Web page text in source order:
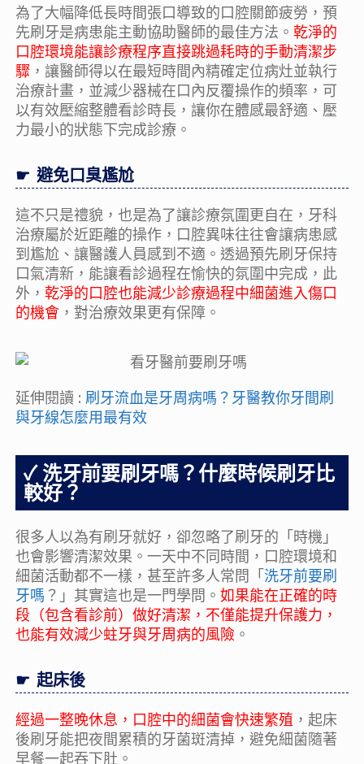
為了大幅降低長時間張口導致的口腔關節疲勞，預
先刷牙是病患能主動協助醫師的最佳方法。乾淨的
口腔環境能讓診療程序直接跳過耗時的手動清潔步
驟 ，讓醫師得以在最短時間內精確定位病灶並執行
治療計畫，並減少器械在口內反覆操作的頻率，可
以有效壓縮整體看診時長，讓你在體感最舒適、壓
力最小的狀態下完成診療。
避免口臭尷尬
這不只是禮貌，也是為了讓診療氛圍更自在，牙科
治療屬於近距離的操作，口腔異味往往會讓病患感
到尷尬、讓醫護人員感到不適。透過預先刷牙保持
口氣清新，能讓看診過程在愉快的氛圍中完成，此
外，乾淨的口腔也能減少診療過程中細菌進入傷口
的機會 ，對治療效果更有保障。
延伸閱讀 :刷牙流血是牙周病嗎？牙醫教你牙間刷
與牙線怎麼用最有效
洗牙前要刷牙嗎？什麼時候刷牙比
較好？
很多人以為有刷牙就好，卻忽略了刷牙的「時機」
也會影響清潔效果。一天中不同時間，口腔環境和
細菌活動都不一樣，甚至許多人常問「洗牙前要刷
牙嗎 ？」其實這也是一門學問。如果能在正確的時
段（包含看診前）做好清潔，不僅能提升保護力，
也能有效減少蛀牙與牙周病的風險 。
起床後
經過一整晚休息，口腔中的細菌會快速繁殖 ，起床
後刷牙能把夜間累積的牙菌斑清掉，避免細菌隨著
早餐一起吞下肚。